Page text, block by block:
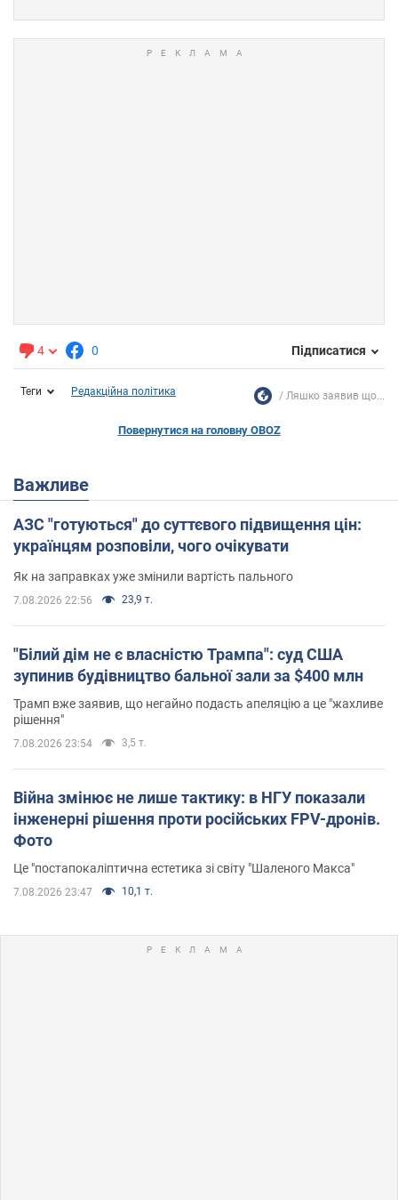
4 0 Підписатися
Теги Редакційна політика Ляшко заявив що...
Повернутися на головну OBOZ
Важливе
АЗС "готуються" до суттєвого підвищення цін:
українцям розповіли, чого очікувати
Як на заправках уже змінили вартість пального
7.08.2026 22:56 23,9 т.
"Білий дім не є власністю Трампа": суд США
зупинив будівництво бальної зали за $400 млн
Трамп вже заявив, що негайно подасть апеляцію а це "жахливе
рішення"
7.08.2026 23:54 3,5 т.
Війна змінює не лише тактику: в НГУ показали
інженерні рішення проти російських FPV-дронів.
Фото
Це "постапокаліптична естетика зі світу "Шаленого Макса"
7.08.2026 23:47 10,1 т.